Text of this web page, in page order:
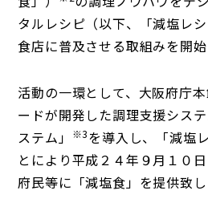
タルレシピ（以下、「減塩レ
食店に普及させる取組みを開始
活動の一環として、大阪府庁
ードが開発した調理支援シス
ステム」
※3を導入し、「減塩
とにより平成２４年９月１０
府民等に「減塩食」を提供致し